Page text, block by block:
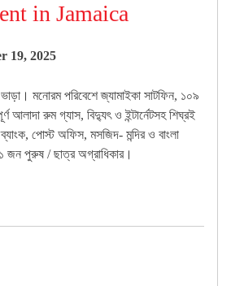
in Jamaica
19, 2025
মনোরম পরিবেশে জ্যামাইকা সাটফিন, ১০৯
আলাদা রুম গ্যাস, বিদ্যুৎ ও ইন্টার্নেটসহ শিঘ্রই
পোস্ট অফিস, মসজিদ- মন্দির ও বাংলা
জন পুরুষ / ছাত্র অগ্রাধিকার।